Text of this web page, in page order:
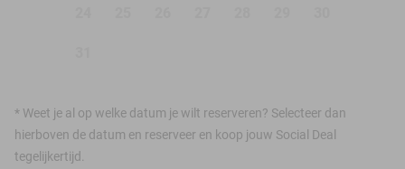
* Weet je al op welke datum je wilt reserveren? Selecteer dan
hierboven de datum en reserveer en koop jouw Social Deal
tegelijkertijd.